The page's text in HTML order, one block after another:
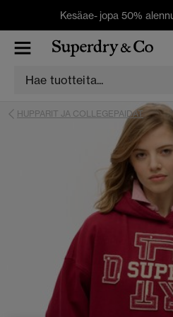
Kesäae- jopa 50%
HUPPARIT JA COLLEGEPAIDAT